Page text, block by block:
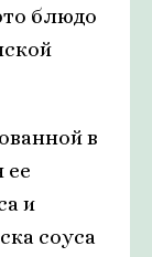
блюдо
в
ее
и
соуса